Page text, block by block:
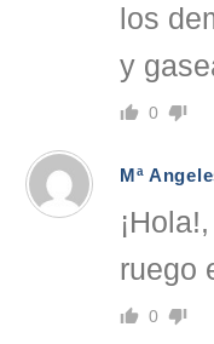
los
y
0
Mª
ruego
0